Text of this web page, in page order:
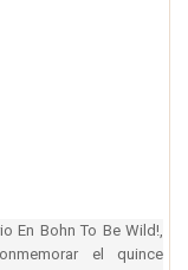
En Bohn To Be Wild!,
el quince